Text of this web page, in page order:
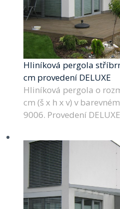
Hliníková pergola
cm provedení DELUXE
Hliníková pergola o
cm (š x h x v) v
9006. Provedení DELUXE